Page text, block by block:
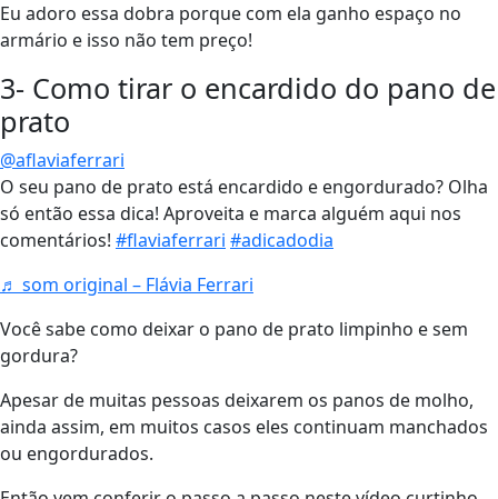
Eu adoro essa dobra porque com ela ganho espaço no
armário e isso não tem preço!
3- Como tirar o encardido do pano de
prato
@aflaviaferrari
O seu pano de prato está encardido e engordurado? Olha
só então essa dica! Aproveita e marca alguém aqui nos
comentários! #flaviaferrari #adicadodia
♬ som original – Flávia Ferrari
Você sabe como deixar o pano de prato limpinho e sem
gordura?
Apesar de muitas pessoas deixarem os panos de molho,
ainda assim, em muitos casos eles continuam manchados
ou engordurados.